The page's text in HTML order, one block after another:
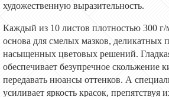
художественную выразительность.
Каждый из 10 листов плотностью 300
основа для смелых мазков, деликатных
насыщенных цветовых решений.
обеспечивает безупречное скольжение
передавать нюансы оттенков. А
усиливает яркость красок, препятствуя